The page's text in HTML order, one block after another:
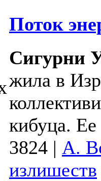
Поток
Сигурни
жила в
кибуца.
3824 | А.
излишеств